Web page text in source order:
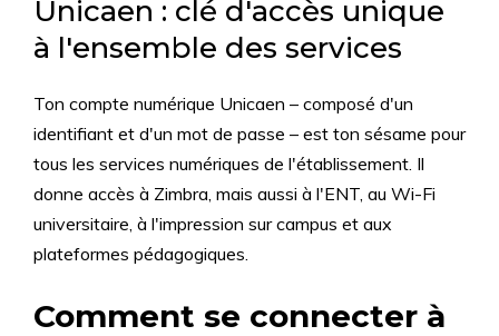
Unicaen : clé d'accès unique
à l'ensemble des services
Ton compte numérique Unicaen – composé d'un
identifiant et d'un mot de passe – est ton sésame pour
tous les services numériques de l'établissement. Il
donne accès à Zimbra, mais aussi à l'ENT, au Wi-Fi
universitaire, à l'impression sur campus et aux
plateformes pédagogiques.
Comment se connecter à